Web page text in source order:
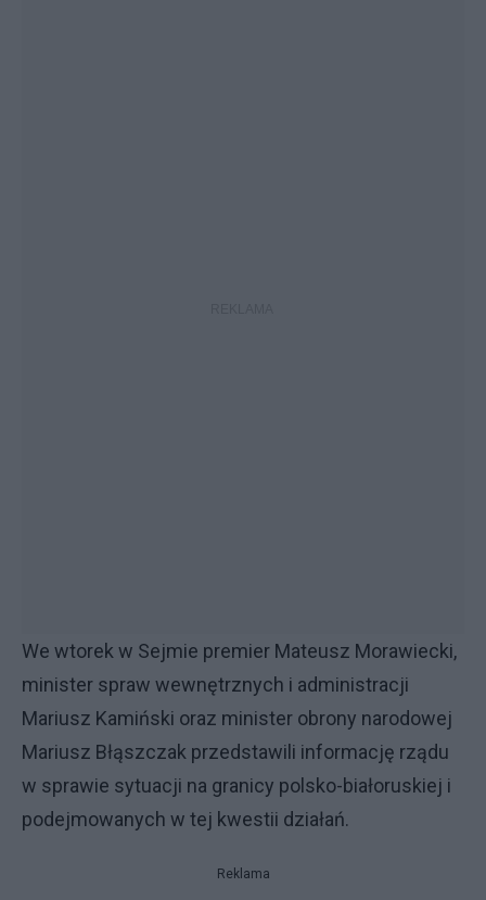
We wtorek w Sejmie premier Mateusz Morawiecki,
minister spraw wewnętrznych i administracji
Mariusz Kamiński oraz minister obrony narodowej
Mariusz Błąszczak przedstawili informację rządu
w sprawie sytuacji na granicy polsko-białoruskiej i
podejmowanych w tej kwestii działań.
Reklama